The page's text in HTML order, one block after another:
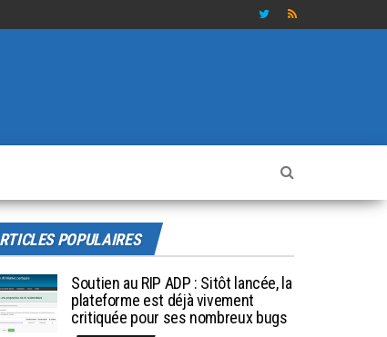
POPULAIRES
Soutien au RIP ADP : Sitôt lancée, la
plateforme est déjà vivement
critiquée pour ses nombreux bugs